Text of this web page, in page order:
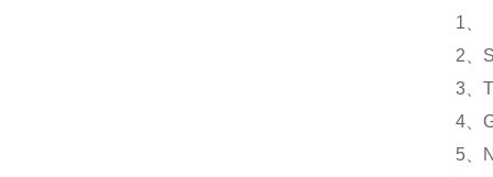
1、《
2、
3、
4、
5、